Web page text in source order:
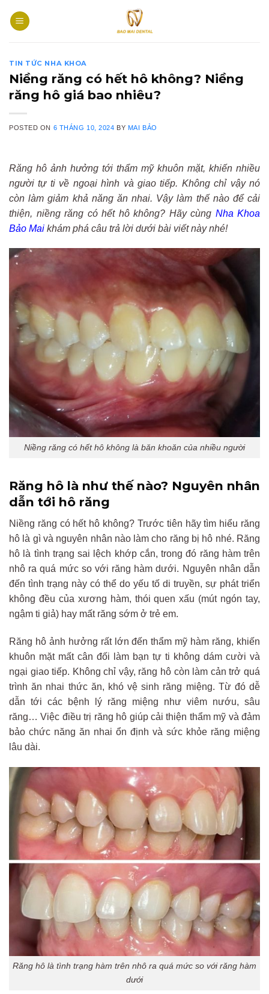
TIN TỨC NHA KHOA
Niềng răng có hết hô không? Niềng
răng hô giá bao nhiêu?
POSTED ON 6 THÁNG 10, 2024 BY MAI BẢO
Răng hô ảnh hưởng tới thẩm mỹ khuôn mặt, khiến nhiều
người tự ti về ngoại hình và giao tiếp. Không chỉ vậy nó
còn làm giảm khả năng ăn nhai. Vậy làm thế nào để cải
thiện, niềng răng có hết hô không? Hãy cùng Nha Khoa
Bảo Mai khám phá câu trả lời dưới bài viết này nhé!
Niềng răng có hết hô không là băn khoăn của nhiều người
Răng hô là như thế nào? Nguyên nhân
dẫn tới hô răng
Niềng răng có hết hô không? Trước tiên hãy tìm hiểu răng
hô là gì và nguyên nhân nào làm cho răng bị hô nhé. Răng
hô là tình trạng sai lệch khớp cắn, trong đó răng hàm trên
nhô ra quá mức so với răng hàm dưới. Nguyên nhân dẫn
đến tình trạng này có thể do yếu tố di truyền, sự phát triển
không đều của xương hàm, thói quen xấu (mút ngón tay,
ngậm ti giả) hay mất răng sớm ở trẻ em.
Răng hô ảnh hưởng rất lớn đến thẩm mỹ hàm răng, khiến
khuôn mặt mất cân đối làm bạn tự ti không dám cười và
ngại giao tiếp. Không chỉ vậy, răng hô còn làm cản trở quá
trình ăn nhai thức ăn, khó vệ sinh răng miệng. Từ đó dễ
dẫn tới các bệnh lý răng miệng như viêm nướu, sâu
răng… Việc điều trị răng hô giúp cải thiện thẩm mỹ và đảm
bảo chức năng ăn nhai ổn định và sức khỏe răng miệng
lâu dài.
Răng hô là tình trạng hàm trên nhô ra quá mức so với răng hàm
dưới